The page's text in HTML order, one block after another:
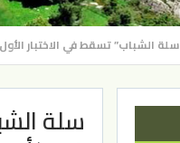
سلة الشباب” تسقط في الاختبار
سلة